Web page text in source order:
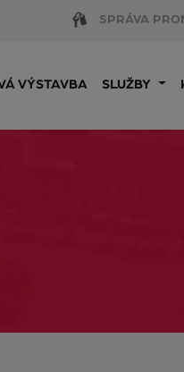
SPRÁVA
VÝSTAVBA SLUŽBY